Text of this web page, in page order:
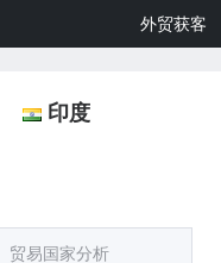
外贸获客
印度
贸易国家分析